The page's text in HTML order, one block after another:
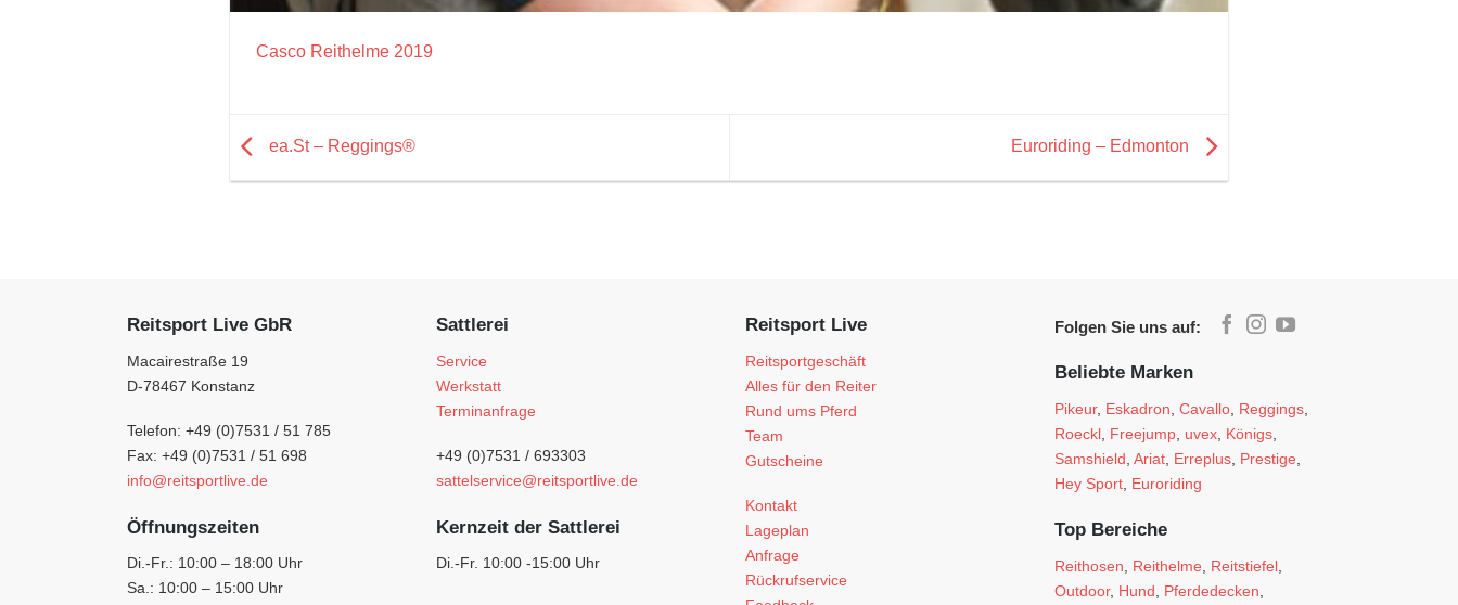
Casco Reithelme 2019
ea.St – Reggings® Euroriding – Edmonton
Reitsport Live GbR
Macairestraße 19
D-78467 Konstanz
Telefon: +49 (0)7531 / 51 785
Fax: +49 (0)7531 / 51 698
info@reitsportlive.de
Öffnungszeiten
Di.-Fr.: 10:00 – 18:00 Uhr
Sa.: 10:00 – 15:00 Uhr
Sattlerei
Service
Werkstatt
Terminanfrage
+49 (0)7531 / 693303
sattelservice@reitsportlive.de
Kernzeit der Sattlerei
Di.-Fr. 10:00 -15:00 Uhr
Reitsport Live
Reitsportgeschäft
Alles für den Reiter
Rund ums Pferd
Team
Gutscheine
Kontakt
Lageplan
Anfrage
Rückrufservice
Folgen Sie uns auf:
Beliebte Marken
Pikeur, Eskadron Cavallo Reggings
Roeckl Freejump uvex Königs
Samshield Ariat Erreplus Prestige
Hey Sport Euroriding
Top Bereiche
Reithosen Reithelme Reitstiefel
Outdoor, Hund Pferdedecken